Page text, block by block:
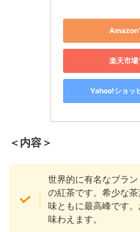
Amazon
楽天市場
Yahoo!ショッ
＜内容＞
世界的に有名なブラ
の紅茶です。希少な
味ともに最高峰です
味わえます。